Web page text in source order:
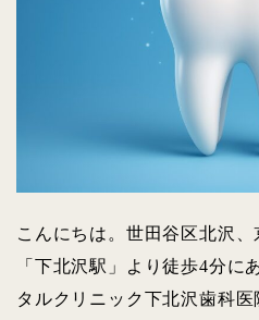
こんにちは。世田谷区北沢
「下北沢駅」より徒歩4分に
タルクリニック下北沢歯科医